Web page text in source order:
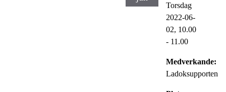
Torsdag
2022-06-
02, 10.00
- 11.00
Medverkande:
Ladoksupporten